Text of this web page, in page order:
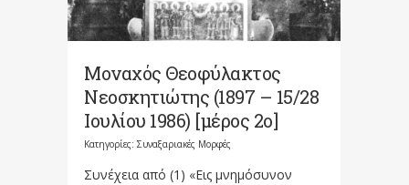
Μοναχός Θεοφύλακτος
Νεοσκητιώτης (1897 – 15/28
Ιουλίου 1986) [μέρος 2ο]
Κατηγορίες: Συναξαριακές Μορφές
Συνέχεια από (1) «Εις μνημόσυνον